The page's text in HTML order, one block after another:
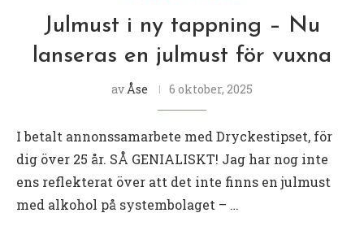
Julmust i ny tappning – Nu
lanseras en julmust för vuxna
av Åse 6 oktober, 2025
I betalt annonssamarbete med Dryckestipset, för
dig över 25 år. SÅ GENIALISKT! Jag har nog inte
ens reflekterat över att det inte finns en julmust
med alkohol på systembolaget – …